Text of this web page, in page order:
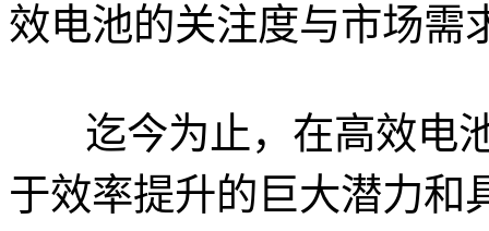
效电池的关注度与市场需
迄今为止，在高效电池
于效率提升的巨大潜力和